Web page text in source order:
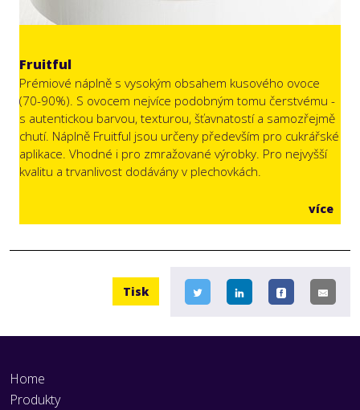
Fruitful
Prémiové náplně s vysokým obsahem kusového ovoce
(70-90%). S ovocem nejvíce podobným tomu čerstvému -
s autentickou barvou, texturou, šťavnatostí a samozřejmě
chutí. Náplně Fruitful jsou určeny především pro cukrářské
aplikace. Vhodné i pro zmražované výrobky. Pro nejvyšší
kvalitu a trvanlivost dodávány v plechovkách.
více
Tisk
Home
Produkty